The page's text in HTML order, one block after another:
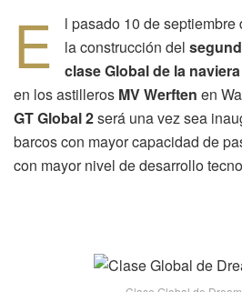
E
l pasado 10 de
la construcción del
clase Global de la
en los astilleros MV Werften en
GT Global 2será una vez sea
barcos con mayor capacidad de
con mayor nivel de desarrollo